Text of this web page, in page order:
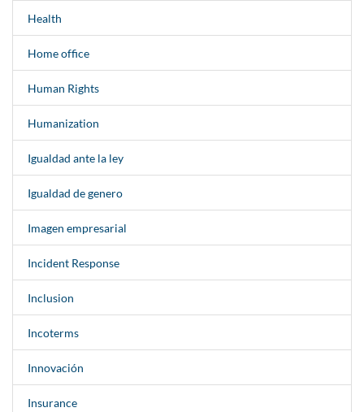
Health
Home office
Human Rights
Humanization
Igualdad ante la ley
Igualdad de genero
Imagen empresarial
Incident Response
Inclusion
Incoterms
Innovación
Insurance